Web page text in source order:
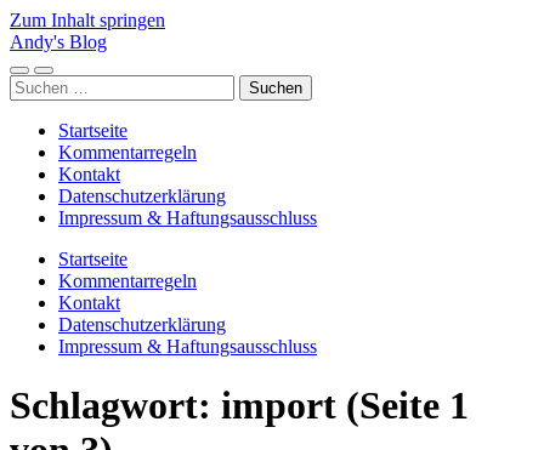
Zum Inhalt springen
Andy's Blog
Mobile-
Menü
Suchfeld
ein-/ausblenden
Suchen
nach:
Startseite
Kommentarregeln
Kontakt
Datenschutzerklärung
Impressum & Haftungsausschluss
Startseite
Kommentarregeln
Kontakt
Datenschutzerklärung
Impressum & Haftungsausschluss
Schlagwort: import (Seite 1